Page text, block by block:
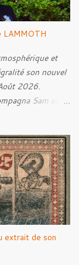
LAMMOTH
et
son nouvel
2026.
Sam et
- 04:05
Through
to Bree 07.
Final Parting
extrait de son